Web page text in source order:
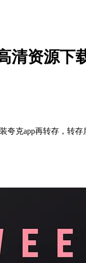
清资源下
克app再转存，转存